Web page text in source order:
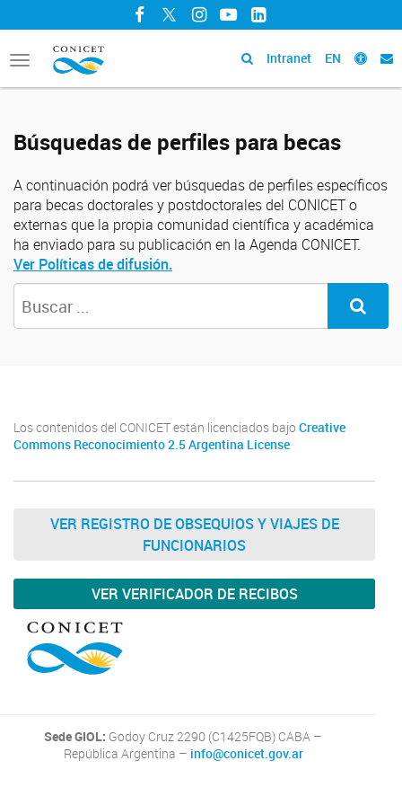
Facebook
TwitterInstagram
YouTubeLinkedIn
Toggle
navigation
Intranet EN
Búsquedas de perfiles para becas
A continuación podrá ver búsquedas de perfiles específicos
para becas doctorales y postdoctorales del CONICET o
externas que la propia comunidad científica y académica
ha enviado para su publicación en la Agenda CONICET.
Ver Políticas de difusión.
Los contenidos del CONICET están licenciados bajo Creative
Commons Reconocimiento 2.5 Argentina License
VER REGISTRO DE OBSEQUIOS Y VIAJES DE
FUNCIONARIOS
VER VERIFICADOR DE RECIBOS
Sede GIOL: Godoy Cruz 2290 (C1425FQB) CABA –
República Argentina – info@conicet.gov.ar